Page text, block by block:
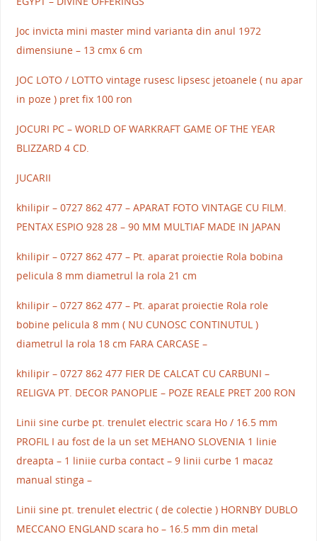
Joc invicta mini master mind varianta din anul 1972
dimensiune – 13 cmx 6 cm
JOC LOTO / LOTTO vintage rusesc lipsesc jetoanele ( nu apar
in poze ) pret fix 100 ron
JOCURI PC – WORLD OF WARKRAFT GAME OF THE YEAR
BLIZZARD 4 CD.
JUCARII
khilipir – 0727 862 477 – APARAT FOTO VINTAGE CU FILM.
PENTAX ESPIO 928 28 – 90 MM MULTIAF MADE IN JAPAN
khilipir – 0727 862 477 – Pt. aparat proiectie Rola bobina
pelicula 8 mm diametrul la rola 21 cm
khilipir – 0727 862 477 – Pt. aparat proiectie Rola role
bobine pelicula 8 mm ( NU CUNOSC CONTINUTUL )
diametrul la rola 18 cm FARA CARCASE –
khilipir – 0727 862 477 FIER DE CALCAT CU CARBUNI –
RELIGVA PT. DECOR PANOPLIE – POZE REALE PRET 200 RON
Linii sine curbe pt. trenulet electric scara Ho / 16.5 mm
PROFIL I au fost de la un set MEHANO SLOVENIA 1 linie
dreapta – 1 liniie curba contact – 9 linii curbe 1 macaz
manual stinga –
Linii sine pt. trenulet electric ( de colectie ) HORNBY DUBLO
MECCANO ENGLAND scara ho – 16.5 mm din metal